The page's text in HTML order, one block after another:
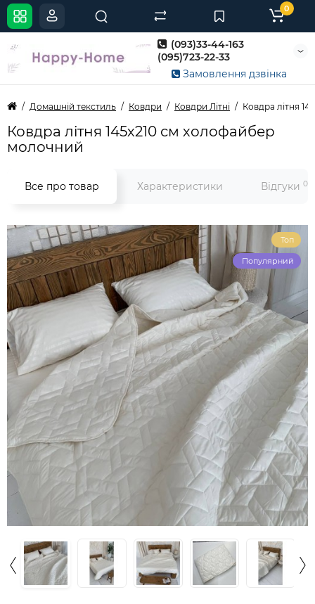
(093)33-44-163
(095)723-22-33
Замовлення дзвінка
0
Домашній текстиль Ковдри Ковдри Літні Ковдра літня
Ковдра літня 145х210 см холофайбер
молочний
Все про товар Характеристики Відгуки 0
Топ
Популярний